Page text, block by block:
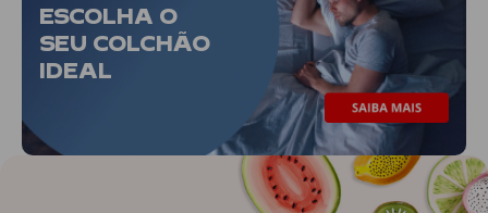
ESCOLHA O
SEU COLCHÃO
IDEAL